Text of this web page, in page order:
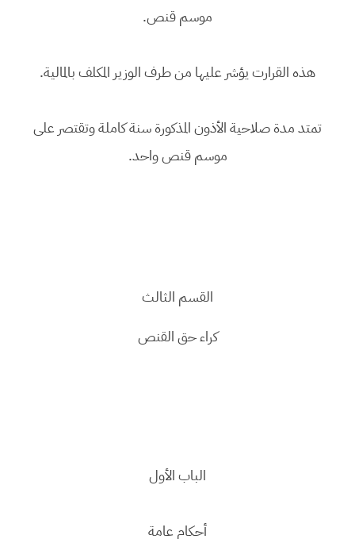
موسم قنص.
هذه القرارت يؤشر عليها من طرف الوزير المكلف بالمالية.
تمتد مدة صلاحية الأذون المذكورة سنة كاملة وتقتصر على
موسم قنص واحد.
القسم الثالث
كراء حق القنص
الباب الأول
أحكام عامة